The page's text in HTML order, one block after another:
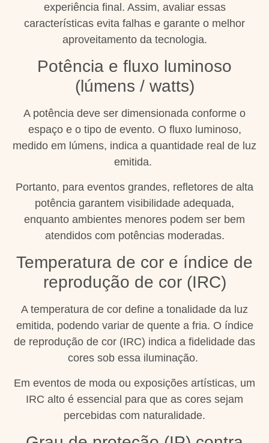
experiência final. Assim, avaliar essas
características evita falhas e garante o melhor
aproveitamento da tecnologia.
Potência e fluxo luminoso
(lúmens / watts)
A potência deve ser dimensionada conforme o
espaço e o tipo de evento. O fluxo luminoso,
medido em lúmens, indica a quantidade real de luz
emitida.
Portanto, para eventos grandes, refletores de alta
potência garantem visibilidade adequada,
enquanto ambientes menores podem ser bem
atendidos com potências moderadas.
Temperatura de cor e índice de
reprodução de cor (IRC)
A temperatura de cor define a tonalidade da luz
emitida, podendo variar de quente a fria. O índice
de reprodução de cor (IRC) indica a fidelidade das
cores sob essa iluminação.
Em eventos de moda ou exposições artísticas, um
IRC alto é essencial para que as cores sejam
percebidas com naturalidade.